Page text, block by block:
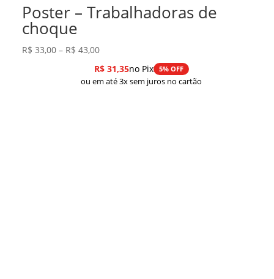
Poster – Trabalhadoras de
choque
R$ 33,00 – R$ 43,00Faixa
de
preço:
R$31,35no Pix 5% OFF
ou em até 3x sem juros no cartão